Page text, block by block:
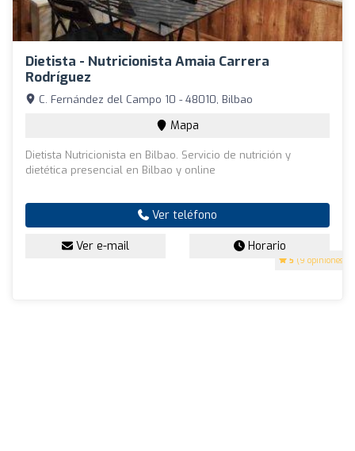
Dietista - Nutricionista Amaia Carrera
Rodríguez
5 (9 opiniones)
C. Fernández del Campo 10 - 48010, Bilbao
Mapa
Dietista Nutricionista en Bilbao. Servicio de nutrición y
dietética presencial en Bilbao y online
Ver teléfono
Ver e-mail Horario